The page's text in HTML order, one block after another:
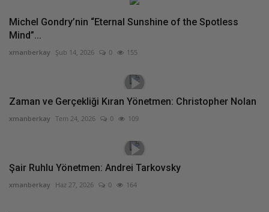
Michel Gondry’nin “Eternal Sunshine of the Spotless
Mind”...
xmanberkay Şub 14, 2026 0 155
Zaman ve Gerçekliği Kıran Yönetmen: Christopher Nolan
xmanberkay Tem 24, 2026 0 109
Şair Ruhlu Yönetmen: Andrei Tarkovsky
xmanberkay Haz 27, 2026 0 164